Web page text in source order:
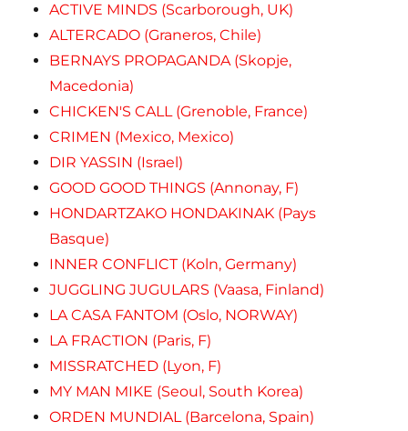
ACTIVE MINDS (Scarborough, UK)
ALTERCADO (Graneros, Chile)
BERNAYS PROPAGANDA (Skopje,
Macedonia)
CHICKEN'S CALL (Grenoble, France)
CRIMEN (Mexico, Mexico)
DIR YASSIN (Israel)
GOOD GOOD THINGS (Annonay, F)
HONDARTZAKO HONDAKINAK (Pays
Basque)
INNER CONFLICT (Koln, Germany)
JUGGLING JUGULARS (Vaasa, Finland)
LA CASA FANTOM (Oslo, NORWAY)
LA FRACTION (Paris, F)
MISSRATCHED (Lyon, F)
MY MAN MIKE (Seoul, South Korea)
ORDEN MUNDIAL (Barcelona, Spain)